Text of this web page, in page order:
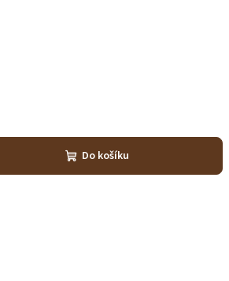
Do košíku